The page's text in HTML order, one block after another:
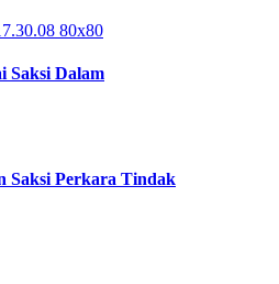
Saksi Dalam
Saksi Perkara Tindak